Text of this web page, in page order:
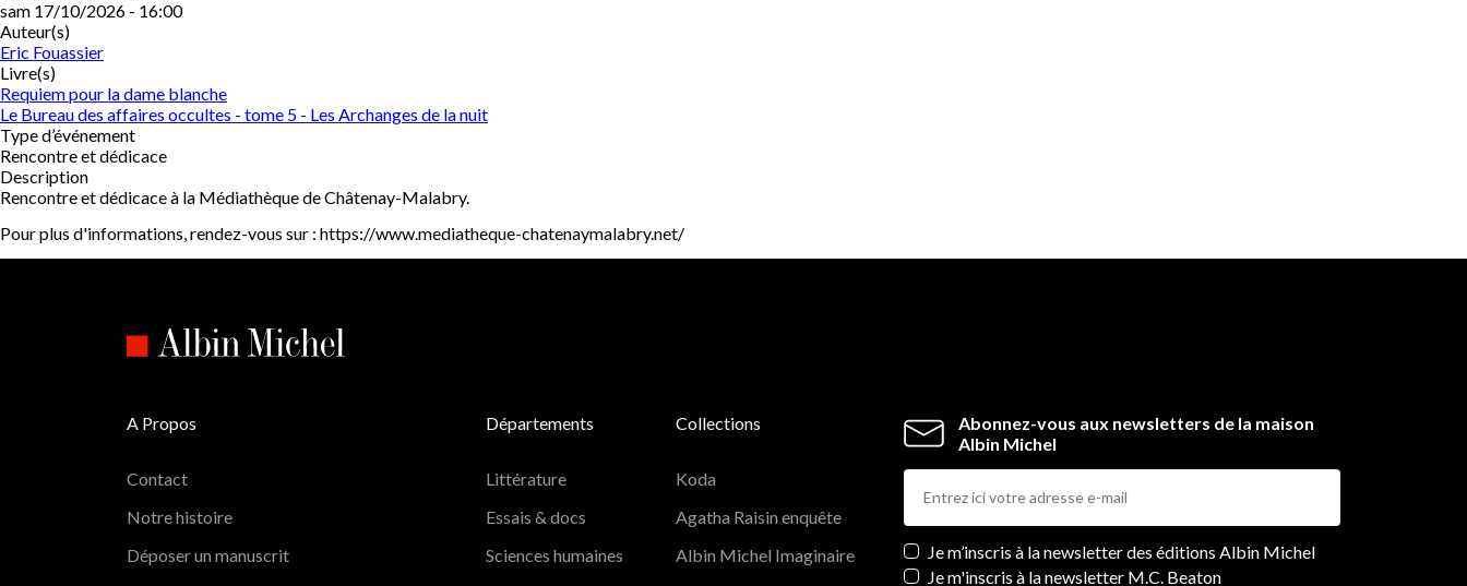
sam 17/10/2026 - 16:00
Auteur(s)
Eric Fouassier
Livre(s)
Requiem pour la dame blanche
Le Bureau des affaires occultes - tome 5 - Les Archanges de la nuit
Type d’événement
Rencontre et dédicace
Description
Rencontre et dédicace à la Médiathèque de Châtenay-Malabry.
Pour plus d'informations, rendez-vous sur : https://www.mediatheque-chatenaymalabry.net/
Abonnez-vous aux newsletters de la maison
Albin Michel
Newsletters
Je m’inscris à la newsletter des éditions Albin Michel
Je m'inscris à la newsletter M.C. Beaton
A Propos
Contact
Notre histoire
Déposer un manuscrit
Départements
Littérature
Essais & docs
Sciences humaines
Collections
Koda
Agatha Raisin enquête
Albin Michel Imaginaire